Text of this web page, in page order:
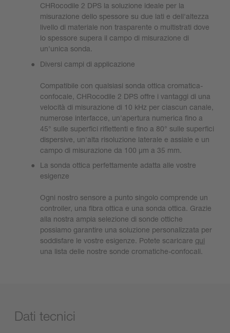
CHRocodile 2 DPS la soluzione ideale per la
misurazione dello spessore su due lati e dell'altezza
livello di materiale non trasparente o multistrati dove
lo spessore supera il campo di misurazione di
un'unica sonda.
Diversi campi di applicazione
Compatibile con qualsiasi sonda ottica cromatica-
confocale, CHRocodile 2 DPS offre i vantaggi di una
velocità di misurazione di 10 kHz per ciascun canale,
numerose interfacce, un'apertura numerica fino a
45° sulle superfici riflettenti e fino a 80° sulle superfici
dispersive, un'alta risoluzione laterale e assiale e un
campo di misurazione da 100 µm a 35 mm.
La sonda ottica perfettamente adatta alle vostre
esigenze
Ogni nostro sensore a punto singolo comprende un
controller, una fibra ottica e una sonda ottica. Grazie
alla nostra ampia selezione di sonde ottiche
possiamo garantire una soluzione personalizzata per
soddisfare le vostre esigenze. Potete scaricare qui
una lista delle nostre sonde cromatiche-confocali.
Dati tecnici